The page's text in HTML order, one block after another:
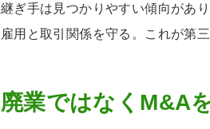
継ぎ手は見つかりやすい傾向があ
雇用と取引関係を守る。これが第
廃業ではなくM&A